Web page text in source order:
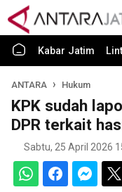
Kabar Jatim
ANTARA Hukum
KPK sudah
DPR terkait
Sabtu, 25 April 2026